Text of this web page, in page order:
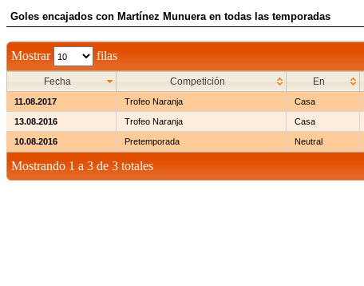
Goles encajados con Martínez Munuera en todas las temporadas
Mostrar filas
Fecha Competición En
11.08.2017 Trofeo Naranja Casa
13.08.2016 Trofeo Naranja Casa
10.08.2016 Pretemporada Neutral
Mostrando 1 a 3 de 3 totales